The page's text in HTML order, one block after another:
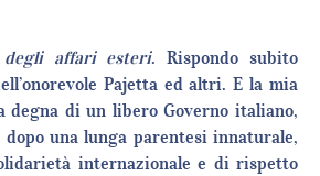
affari esteri. Rispondo subito
Pajetta ed altri. E la mia
degna di un libero Governo italiano,
una lunga parentesi innaturale,
internazionale e di rispetto